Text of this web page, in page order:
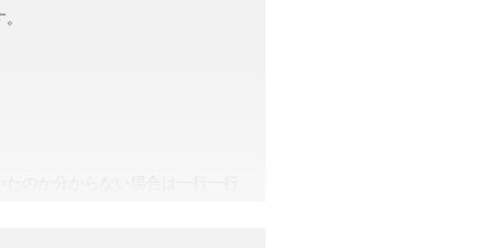
のか分からない場合は一行一行